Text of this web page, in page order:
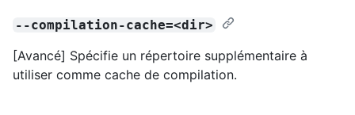
--compilation-cache=<dir>
[Avancé] Spécifie un répertoire supplémentaire à
utiliser comme cache de compilation.